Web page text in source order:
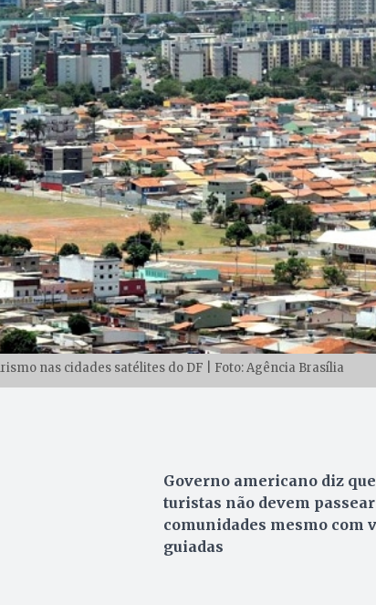
nas cidades satélites do DF | Foto: Agência Brasília
Governo americano diz
turistas não devem
comunidades mesmo com
guiadas